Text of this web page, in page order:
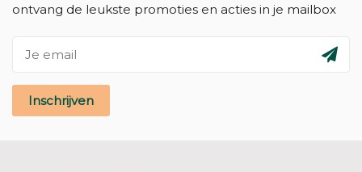
ontvang de leukste promoties en acties in je mailbox
Inschrijven